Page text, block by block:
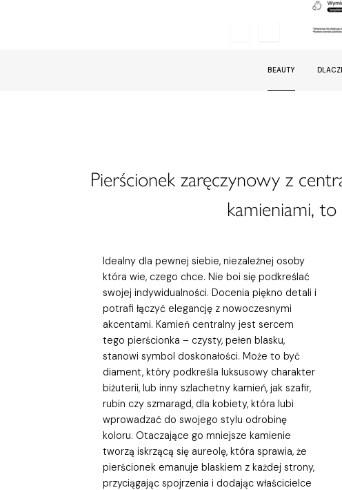
BEAUTY
Pierścionek zaręczynowy z
kamieniami, to
Idealny dla pewnej siebie, niezależnej osoby
która wie, czego chce. Nie boi się podkreślać
swojej indywidualności. Docenia piękno detali i
potrafi łączyć elegancję z nowoczesnymi
akcentami. Kamień centralny jest sercem
tego pierścionka – czysty, pełen blasku,
stanowi symbol doskonałości. Może to być
diament, który podkreśla luksusowy charakter
biżuterii, lub inny szlachetny kamień, jak szafir,
rubin czy szmaragd, dla kobiety, która lubi
wprowadzać do swojego stylu odrobinę
koloru. Otaczające go mniejsze kamienie
tworzą iskrzącą się aureolę, która sprawia, że
pierścionek emanuje blaskiem z każdej strony,
przyciągając spojrzenia i dodając właścicielce